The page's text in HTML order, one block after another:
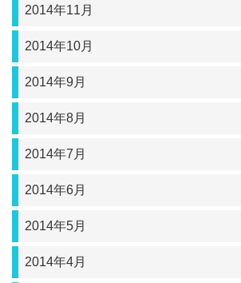
2014年11月
2014年10月
2014年9月
2014年8月
2014年7月
2014年6月
2014年5月
2014年4月